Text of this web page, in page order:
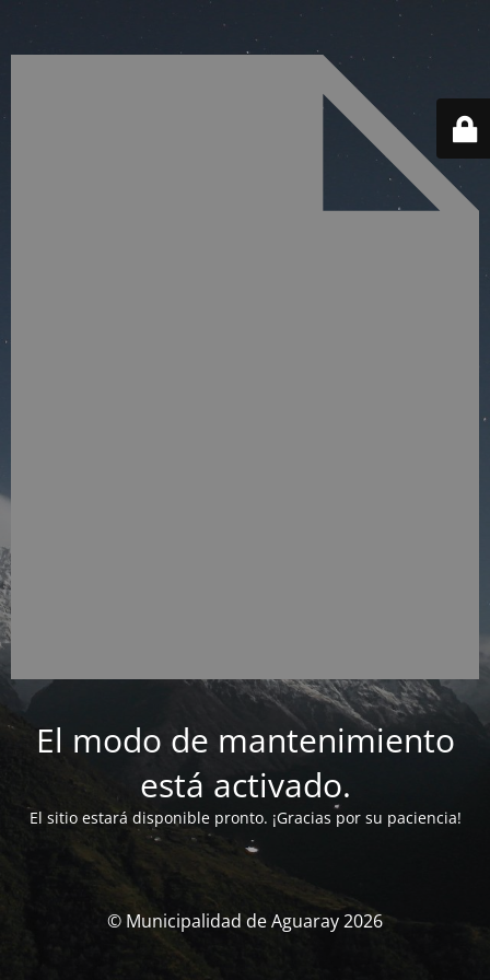
El modo de mantenimiento
está activado.
El sitio estará disponible pronto. ¡Gracias por su paciencia!
© Municipalidad de Aguaray 2026